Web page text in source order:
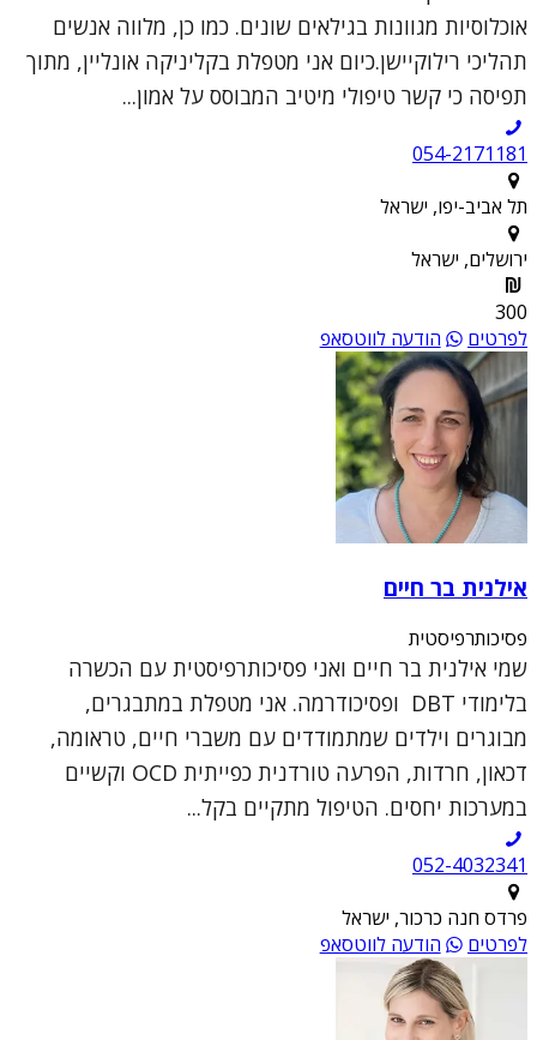
אוכלוסיות מגוונות בגילאים שונים. כמו כן, מלווה אנשים
תהליכי רילוקיישן.כיום אני מטפלת בקליניקה אונליין, מתוך
תפיסה כי קשר טיפולי מיטיב המבוסס על אמון...
054-2171181
תל אביב-יפו, ישראל
ירושלים, ישראל
300
לפרטים
הודעה לווטסאפ
אילנית בר חיים
פסיכותרפיסטית
שמי אילנית בר חיים ואני פסיכותרפיסטית עם הכשרה
בלימודי DBT ופסיכודרמה. אני מטפלת במתבגרים,
מבוגרים וילדים שמתמודדים עם משברי חיים, טראומה,
דכאון, חרדות, הפרעה טורדנית כפייתית OCD וקשיים
במערכות יחסים. הטיפול מתקיים בקל...
052-4032341
פרדס חנה כרכור, ישראל
לפרטים
הודעה לווטסאפ